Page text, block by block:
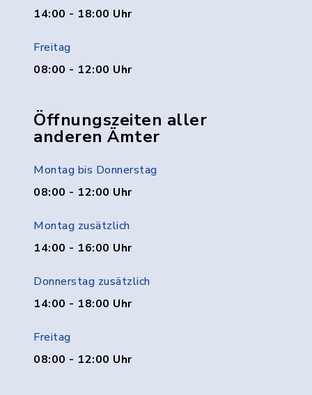
14:00 - 18:00 Uhr
Freitag
08:00 - 12:00 Uhr
Öffnungszeiten aller
anderen Ämter
Montag bis Donnerstag
08:00 - 12:00 Uhr
Montag zusätzlich
14:00 - 16:00 Uhr
Donnerstag zusätzlich
14:00 - 18:00 Uhr
Freitag
08:00 - 12:00 Uhr